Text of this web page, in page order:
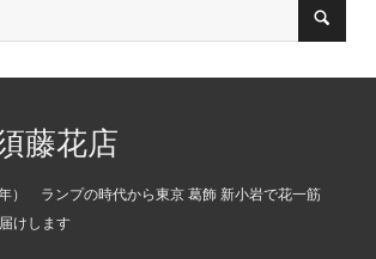
藤花店
） ランプの時代から東京 葛飾 新小岩で花一筋
けします